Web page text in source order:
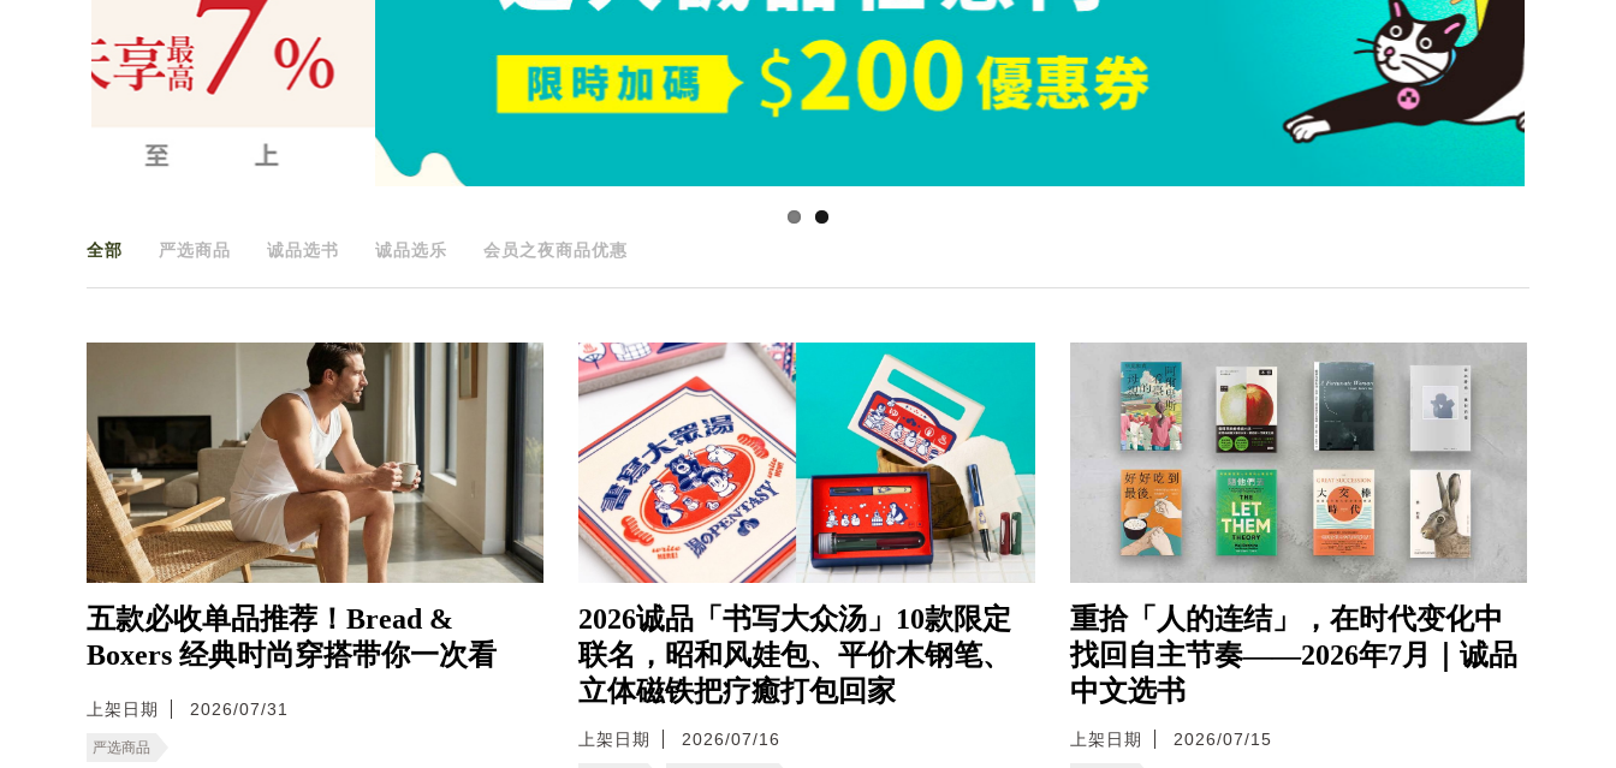
全部 严选商品 诚品选书 诚品选乐 会员之夜商品优惠
五款必收单品推荐！Bread &
Boxers 经典时尚穿搭带你一次看
上架日期 2026/07/31
严选商品
2026诚品「书写大众汤」10款限定
联名，昭和风娃包、平价木钢笔、
立体磁铁把疗癒打包回家
上架日期 2026/07/16
重拾「人的连结」，在时代变化中
找回自主节奏——2026年7月｜诚品
中文选书
上架日期 2026/07/15